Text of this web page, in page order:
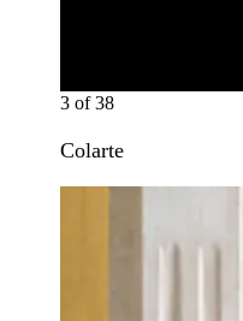
3 of38
Colarte